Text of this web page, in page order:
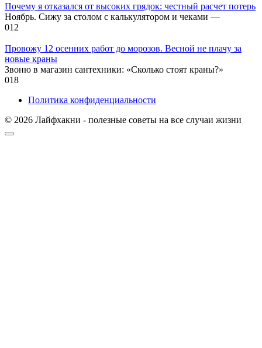
Почему я отказался от высоких грядок: честный расчет потерь
Ноябрь. Сижу за столом с калькулятором и чеками —
012
Провожу 12 осенних работ до морозов. Весной не плачу за
новые краны
Звоню в магазин сантехники: «Сколько стоят краны?»
018
Политика конфиденциальности
© 2026 Лайфхакни - полезные советы на все случаи жизни